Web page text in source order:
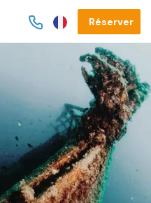
Réserver